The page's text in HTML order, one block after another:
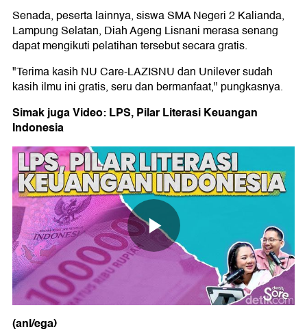
Senada, peserta lainnya, siswa SMA Negeri 2 Kalianda,
Lampung Selatan, Diah Ageng Lisnani merasa senang
dapat mengikuti pelatihan tersebut secara gratis.
"Terima kasih NU Care-LAZISNU dan Unilever sudah
kasih ilmu ini gratis, seru dan bermanfaat," pungkasnya.
Simak juga Video: LPS, Pilar Literasi Keuangan
Indonesia
(anl/ega)